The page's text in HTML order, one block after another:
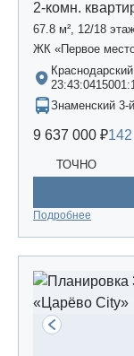
2-комн.
67.8 м², 12/18
ЖК «Первое
Знаменский 3-
9 637 000 ₽
ТОЧНО
Подробнее